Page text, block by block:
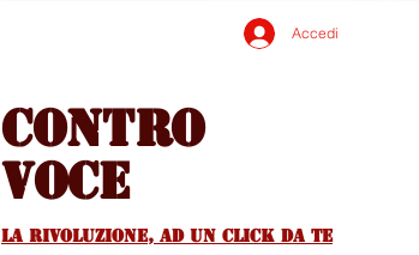
Accedi
Contro
voce
La rivoluzione, ad un Click da te